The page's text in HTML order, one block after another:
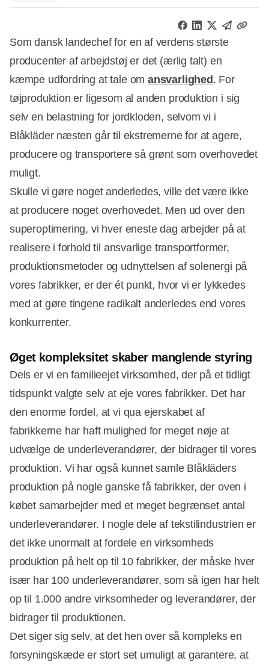
Som dansk landechef for en af verdens største
producenter af arbejdstøj er det (ærlig talt) en
kæmpe udfordring at tale om ansvarlighed . For
tøjproduktion er ligesom al anden produktion i sig
selv en belastning for jordkloden, selvom vi i
Blåkläder næsten går til ekstremerne for at agere,
producere og transportere så grønt som overhovedet
muligt.
Skulle vi gøre noget anderledes, ville det være ikke
at producere noget overhovedet. Men ud over den
superoptimering, vi hver eneste dag arbejder på at
realisere i forhold til ansvarlige transportformer,
produktionsmetoder og udnyttelsen af solenergi på
vores fabrikker, er der ét punkt, hvor vi er lykkedes
med at gøre tingene radikalt anderledes end vores
konkurrenter.
Øget kompleksitet skaber manglende styring
Dels er vi en familieejet virksomhed, der på et tidligt
tidspunkt valgte selv at eje vores fabrikker. Det har
den enorme fordel, at vi qua ejerskabet af
fabrikkerne har haft mulighed for meget nøje at
udvælge de underleverandører, der bidrager til vores
produktion. Vi har også kunnet samle Blåkläders
produktion på nogle ganske få fabrikker, der oven i
købet samarbejder med et meget begrænset antal
underleverandører. I nogle dele af tekstilindustrien er
det ikke unormalt at fordele en virksomheds
produktion på helt op til 10 fabrikker, der måske hver
især har 100 underleverandører, som så igen har helt
op til 1.000 andre virksomheder og leverandører, der
bidrager til produktionen.
Det siger sig selv, at det hen over så kompleks en
forsyningskæde er stort set umuligt at garantere, at